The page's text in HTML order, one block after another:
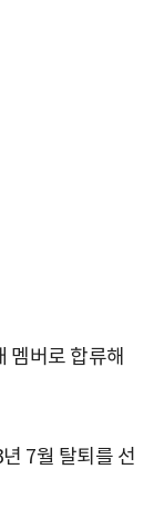
멤버로 합류해
7월 탈퇴를 선